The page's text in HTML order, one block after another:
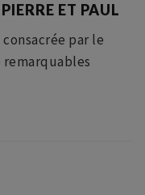
ET PAUL
par le
remarquables